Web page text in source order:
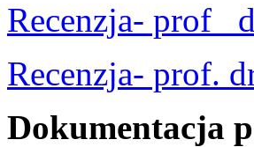
Recenzja- prof_
Recenzja- prof.
Dokumentacja